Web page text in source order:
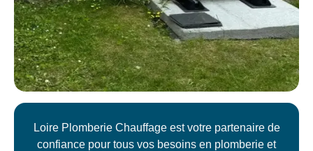
Loire Plomberie Chauffage est votre partenaire de
confiance pour tous vos besoins en plomberie et